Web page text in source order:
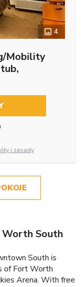
4
Mobility
i zasady
Worth South
South is
of Fort Worth
Arena. With free